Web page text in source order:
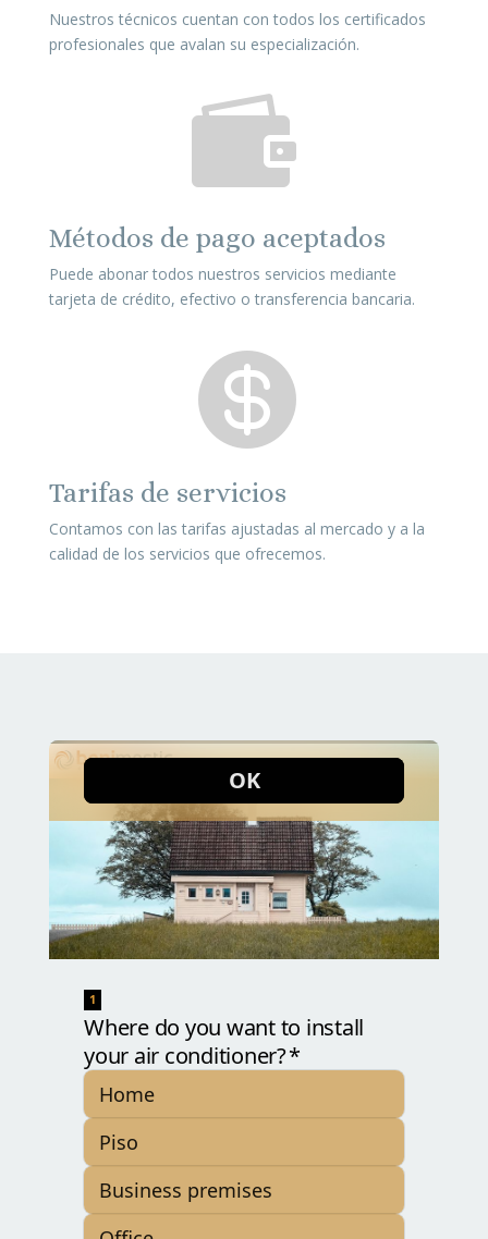
Nuestros técnicos cuentan con todos los certificados
profesionales que avalan su especialización.

Métodos de pago aceptados
Puede abonar todos nuestros servicios mediante
tarjeta de crédito, efectivo o transferencia bancaria.

Tarifas de servicios
Contamos con las tarifas ajustadas al mercado y a la
calidad de los servicios que ofrecemos.